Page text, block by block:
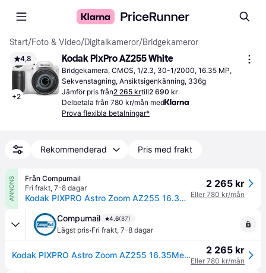
Start/Foto & Video/Digitalkameror/Bridgekameror
4,8
+2
Kodak PixPro AZ255 White
Bridgekamera, CMOS, 1/2.3, 30-1/2000, 16.35 MP,
Sekvenstagning, Ansiktsigenkänning, 336g
Jämför pris från2 265 krtill2 690 kr
Delbetala från 780 kr/mån med
Prova flexibla betalningar*
Rekommenderad Pris med frakt
ANNONS
Från Compumail
Fri frakt, 7-8 dagar
Kodak PIXPRO Astro Zoom AZ255 16.35Megapixel Hvid Digitalkamera --> I externt lager, forväntat leveransdatum hos dig 15-08-2026
2 265 kr
Eller 780 kr/mån
Compumail 4.6(87)
Lägst pris·Fri frakt, 7-8 dagar
Kodak PIXPRO Astro Zoom AZ255 16.35Megapixel Hvid Digitalkamera --> I externt lager, forväntat leveransdatum hos dig 15-08-2026 2 265 kr
Eller 780 kr/mån